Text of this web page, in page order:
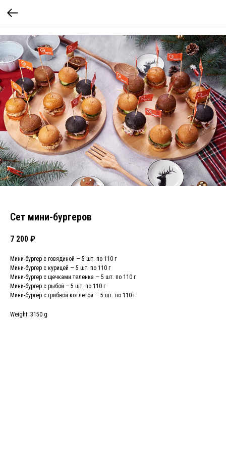
Сет мини-бургеров
7 200 ₽
Мини-бургер с говядиной — 5 шт. по 110 г
Мини-бургер с курицей — 5 шт. по 110 г
Мини-бургер с щечками теленка — 5 шт. по 110 г
Мини-бургер с рыбой – 5 шт. по 110 г
Мини-бургер с грибной котлетой — 5 шт. по 110 г
Weight: 3150 g